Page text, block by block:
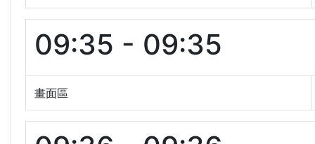
09:35 - 09:35
畫面區